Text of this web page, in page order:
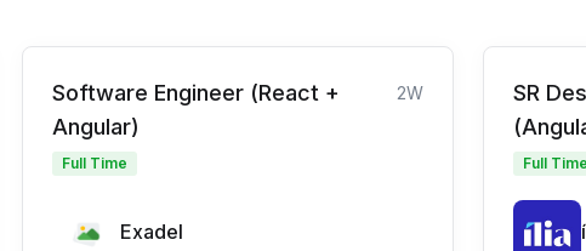
Software Engineer (React +
Angular)
2W
Full Time
Exadel
SR
Full Time